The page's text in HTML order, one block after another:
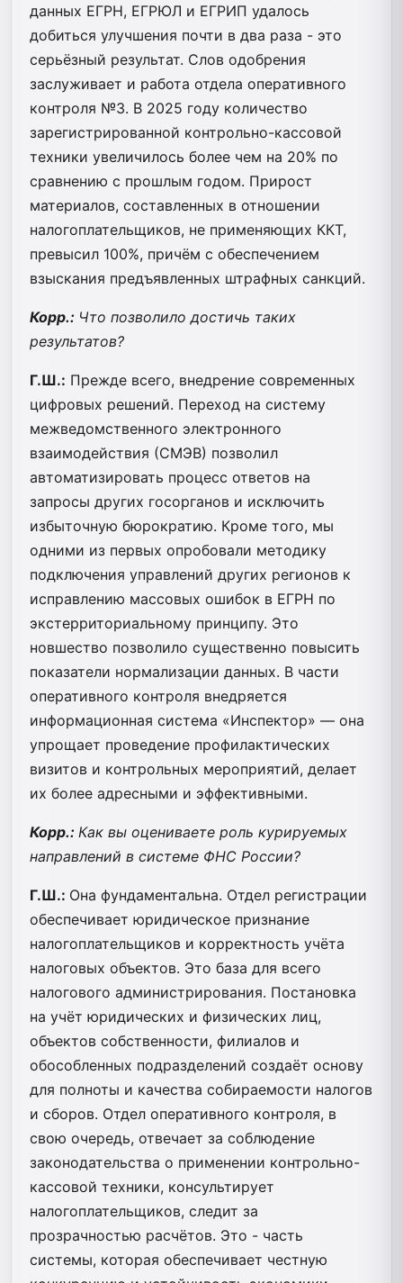
данных ЕГРН, ЕГРЮЛ и ЕГРИП удалось
добиться улучшения почти в два раза - это
серьёзный результат. Слов одобрения
заслуживает и работа отдела оперативного
контроля №3. В 2025 году количество
зарегистрированной контрольно-кассовой
техники увеличилось более чем на 20% по
сравнению с прошлым годом. Прирост
материалов, составленных в отношении
налогоплательщиков, не применяющих ККТ,
превысил 100%, причём с обеспечением
взыскания предъявленных штрафных санкций.
Корр.: Что позволило достичь таких
результатов?
Г.Ш.: Прежде всего, внедрение современных
цифровых решений. Переход на систему
межведомственного электронного
взаимодействия (СМЭВ) позволил
автоматизировать процесс ответов на
запросы других госорганов и исключить
избыточную бюрократию. Кроме того, мы
одними из первых опробовали методику
подключения управлений других регионов к
исправлению массовых ошибок в ЕГРН по
экстерриториальному принципу. Это
новшество позволило существенно повысить
показатели нормализации данных. В части
оперативного контроля внедряется
информационная система «Инспектор» — она
упрощает проведение профилактических
визитов и контрольных мероприятий, делает
их более адресными и эффективными.
Корр.: Как вы оцениваете роль курируемых
направлений в системе ФНС России?
Г.Ш.: Она фундаментальна. Отдел регистрации
обеспечивает юридическое признание
налогоплательщиков и корректность учёта
налоговых объектов. Это база для всего
налогового администрирования. Постановка
на учёт юридических и физических лиц,
объектов собственности, филиалов и
обособленных подразделений создаёт основу
для полноты и качества собираемости налогов
и сборов. Отдел оперативного контроля, в
свою очередь, отвечает за соблюдение
законодательства о применении контрольно-
кассовой техники, консультирует
налогоплательщиков, следит за
прозрачностью расчётов. Это - часть
системы, которая обеспечивает честную